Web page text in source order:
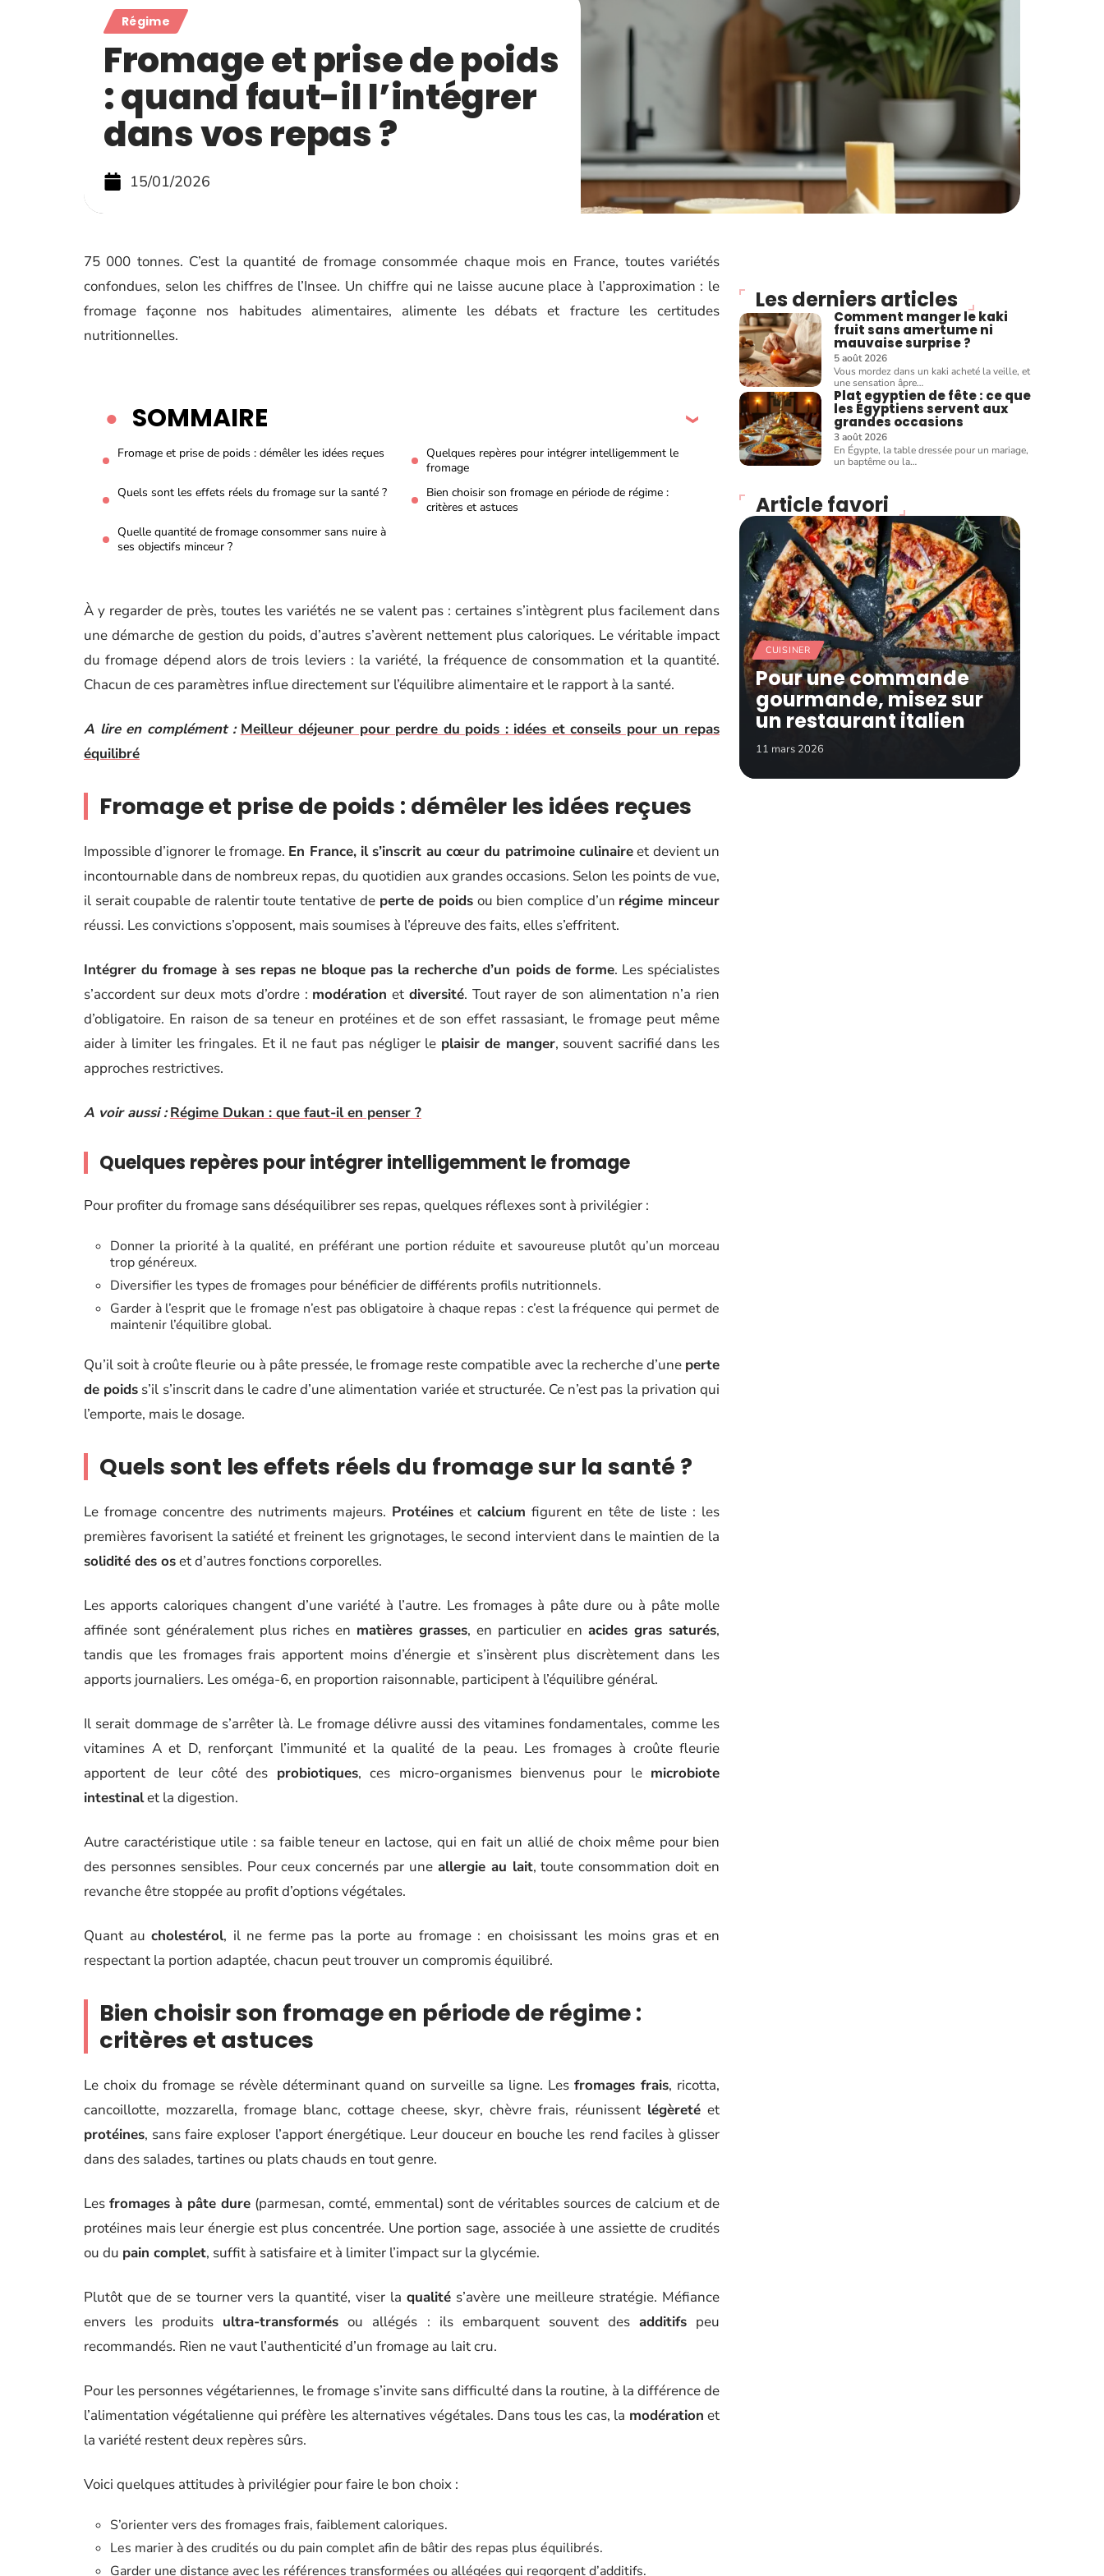
Régime
Fromage et prise de poids
: quand faut-il l’intégrer
dans vos repas ?
15/01/2026
75 000 tonnes. C’est la quantité de fromage consommée chaque mois en France, toutes variétés
confondues, selon les chiffres de l’Insee. Un chiffre qui ne laisse aucune place à l’approximation : le
fromage façonne nos habitudes alimentaires, alimente les débats et fracture les certitudes
nutritionnelles.
SOMMAIRE
Fromage et prise de poids : démêler les idées reçues
Quelques repères pour intégrer intelligemment le
fromage
Quels sont les effets réels du fromage sur la santé ?
Bien choisir son fromage en période de régime :
critères et astuces
Quelle quantité de fromage consommer sans nuire à
ses objectifs minceur ?
À y regarder de près, toutes les variétés ne se valent pas : certaines s’intègrent plus facilement dans
une démarche de gestion du poids, d’autres s’avèrent nettement plus caloriques. Le véritable impact
du fromage dépend alors de trois leviers : la variété, la fréquence de consommation et la quantité.
Chacun de ces paramètres influe directement sur l’équilibre alimentaire et le rapport à la santé.
A lire en complément : Meilleur déjeuner pour perdre du poids : idées et conseils pour un repas
équilibré
Fromage et prise de poids : démêler les idées reçues
Impossible d’ignorer le fromage. En France, il s’inscrit au cœur du patrimoine culinaireet devient un
incontournable dans de nombreux repas, du quotidien aux grandes occasions. Selon les points de vue,
il serait coupable de ralentir toute tentative de perte de poidsou bien complice d’un régime minceur
réussi. Les convictions s’opposent, mais soumises à l’épreuve des faits, elles s’effritent.
Intégrer du fromage à ses repas ne bloque pas la recherche d’un poids de forme. Les spécialistes
s’accordent sur deux mots d’ordre : modération et diversité. Tout rayer de son alimentation n’a rien
d’obligatoire. En raison de sa teneur en protéines et de son effet rassasiant, le fromage peut même
aider à limiter les fringales. Et il ne faut pas négliger le plaisir de manger, souvent sacrifié dans les
approches restrictives.
A voir aussi : Régime Dukan : que faut-il en penser ?
Quelques repères pour intégrer intelligemment le fromage
Pour profiter du fromage sans déséquilibrer ses repas, quelques réflexes sont à privilégier :
Donner la priorité à la qualité, en préférant une portion réduite et savoureuse plutôt qu’un morceau
trop généreux.
Diversifier les types de fromages pour bénéficier de différents profils nutritionnels.
Garder à l’esprit que le fromage n’est pas obligatoire à chaque repas : c’est la fréquence qui permet de
maintenir l’équilibre global.
Qu’il soit à croûte fleurie ou à pâte pressée, le fromage reste compatible avec la recherche d’une perte
de poids s’il s’inscrit dans le cadre d’une alimentation variée et structurée. Ce n’est pas la privation qui
l’emporte, mais le dosage.
Quels sont les effets réels du fromage sur la santé ?
Le fromage concentre des nutriments majeurs. Protéines et calcium figurent en tête de liste : les
premières favorisent la satiété et freinent les grignotages, le second intervient dans le maintien de la
solidité des oset d’autres fonctions corporelles.
Les apports caloriques changent d’une variété à l’autre. Les fromages à pâte dure ou à pâte molle
affinée sont généralement plus riches en matières grasses, en particulier en acides gras saturés,
tandis que les fromages frais apportent moins d’énergie et s’insèrent plus discrètement dans les
apports journaliers. Les oméga-6, en proportion raisonnable, participent à l’équilibre général.
Il serait dommage de s’arrêter là. Le fromage délivre aussi des vitamines fondamentales, comme les
vitamines A et D, renforçant l’immunité et la qualité de la peau. Les fromages à croûte fleurie
apportent de leur côté des probiotiques, ces micro-organismes bienvenus pour le microbiote
intestinalet la digestion.
Autre caractéristique utile : sa faible teneur en lactose, qui en fait un allié de choix même pour bien
des personnes sensibles. Pour ceux concernés par une allergie au lait, toute consommation doit en
revanche être stoppée au profit d’options végétales.
Quant aucholestérol, il ne ferme pas la porte au fromage : en choisissant les moins gras et en
respectant la portion adaptée, chacun peut trouver un compromis équilibré.
Bien choisir son fromage en période de régime :
critères et astuces
Le choix du fromage se révèle déterminant quand on surveille sa ligne. Les fromages frais, ricotta,
cancoillotte, mozzarella, fromage blanc, cottage cheese, skyr, chèvre frais, réunissent légèreté et
protéines, sans faire exploser l’apport énergétique. Leur douceur en bouche les rend faciles à glisser
dans des salades, tartines ou plats chauds en tout genre.
Les fromages à pâte dure(parmesan, comté, emmental) sont de véritables sources de calcium et de
protéines mais leur énergie est plus concentrée. Une portion sage, associée à une assiette de crudités
ou du pain complet, suffit à satisfaire et à limiter l’impact sur la glycémie.
Plutôt que de se tourner vers la quantité, viser laqualité s’avère une meilleure stratégie. Méfiance
envers les produits ultra-transformés ou allégés : ils embarquent souvent des additifspeu
recommandés. Rien ne vaut l’authenticité d’un fromage au lait cru.
Pour les personnes végétariennes, le fromage s’invite sans difficulté dans la routine, à la différence de
l’alimentation végétalienne qui préfère les alternatives végétales. Dans tous les cas, la modération et
la variété restent deux repères sûrs.
Voici quelques attitudes à privilégier pour faire le bon choix :
S’orienter vers des fromages frais, faiblement caloriques.
Les marier à des crudités ou du pain complet afin de bâtir des repas plus équilibrés.
Garder une distance avec les références transformées ou allégées qui regorgent d’additifs.
Les derniers articles
Comment manger le kaki
fruit sans amertume ni
mauvaise surprise ?
5 août 2026
Vous mordez dans un kaki acheté la veille, et
une sensation âpre…
Plat egyptien de fête : ce que
les Égyptiens servent aux
grandes occasions
3 août 2026
En Égypte, la table dressée pour un mariage,
un baptême ou la…
Article favori
CUISINER
Pour une commande
gourmande, misez sur
un restaurant italien
11 mars 2026